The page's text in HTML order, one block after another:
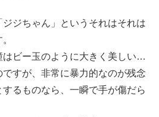
ジちゃん」というそれはそれは
はビー玉のように大きく美しい…
すが、非常に暴力的なのが残念
るものなら、一瞬で手が傷だら